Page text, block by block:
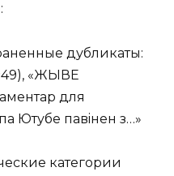
:
дубликаты:
«ЖЫВЕ
для
Ютубе павiнен з…»
категории